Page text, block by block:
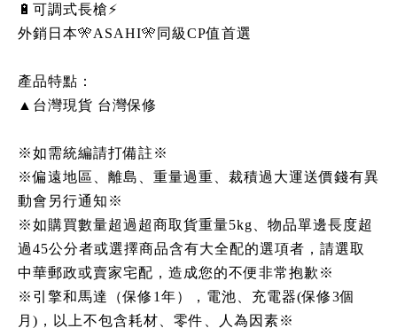
🔋可調式長槍⚡
外銷日本🎌ASAHI🎌同級CP值首選
產品特點：
▲台灣現貨 台灣保修
※如需統編請打備註※
※偏遠地區、離島、重量過重、裁積過大運送價錢有異
動會另行通知※
※如購買數量超過超商取貨重量5kg、物品單邊長度超
過45公分者或選擇商品含有大全配的選項者，請選取
中華郵政或賣家宅配，造成您的不便非常抱歉※
※引擎和馬達（保修1年），電池、充電器(保修3個
月)，以上不包含耗材、零件、人為因素※